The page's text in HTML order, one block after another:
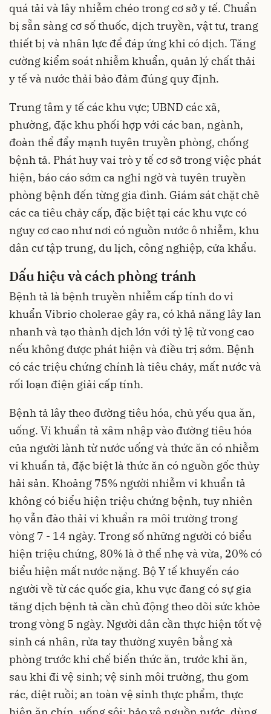
quá tải và lây nhiễm chéo trong cơ sở y tế. Chuẩn
bị sẵn sàng cơ số thuốc, dịch truyền, vật tư, trang
thiết bị và nhân lực để đáp ứng khi có dịch. Tăng
cường kiểm soát nhiễm khuẩn, quản lý chất thải
y tế và nước thải bảo đảm đúng quy định.
Trung tâm y tế các khu vực; UBND các xã,
phường, đặc khu phối hợp với các ban, ngành,
đoàn thể đẩy mạnh tuyên truyền phòng, chống
bệnh tả. Phát huy vai trò y tế cơ sở trong việc phát
hiện, báo cáo sớm ca nghi ngờ và tuyên truyền
phòng bệnh đến từng gia đình. Giám sát chặt chẽ
các ca tiêu chảy cấp, đặc biệt tại các khu vực có
nguy cơ cao như nơi có nguồn nước ô nhiễm, khu
dân cư tập trung, du lịch, công nghiệp, cửa khẩu.
Dấu hiệu và cách phòng tránh
Bệnh tả là bệnh truyền nhiễm cấp tính do vi
khuẩn Vibrio cholerae gây ra, có khả năng lây lan
nhanh và tạo thành dịch lớn với tỷ lệ tử vong cao
nếu không được phát hiện và điều trị sớm. Bệnh
có các triệu chứng chính là tiêu chảy, mất nước và
rối loạn điện giải cấp tính.
Bệnh tả lây theo đường tiêu hóa, chủ yếu qua ăn,
uống. Vi khuẩn tả xâm nhập vào đường tiêu hóa
của người lành từ nước uống và thức ăn có nhiễm
vi khuẩn tả, đặc biệt là thức ăn có nguồn gốc thủy
hải sản. Khoảng 75% người nhiễm vi khuẩn tả
không có biểu hiện triệu chứng bệnh, tuy nhiên
họ vẫn đào thải vi khuẩn ra môi trường trong
vòng 7 - 14 ngày. Trong số những người có biểu
hiện triệu chứng, 80% là ở thể nhẹ và vừa, 20% có
biểu hiện mất nước nặng. Bộ Y tế khuyến cáo
người về từ các quốc gia, khu vực đang có sự gia
tăng dịch bệnh tả cần chủ động theo dõi sức khỏe
trong vòng 5 ngày. Người dân cần thực hiện tốt vệ
sinh cá nhân, rửa tay thường xuyên bằng xà
phòng trước khi chế biến thức ăn, trước khi ăn,
sau khi đi vệ sinh; vệ sinh môi trường, thu gom
rác, diệt ruồi; an toàn vệ sinh thực phẩm, thực